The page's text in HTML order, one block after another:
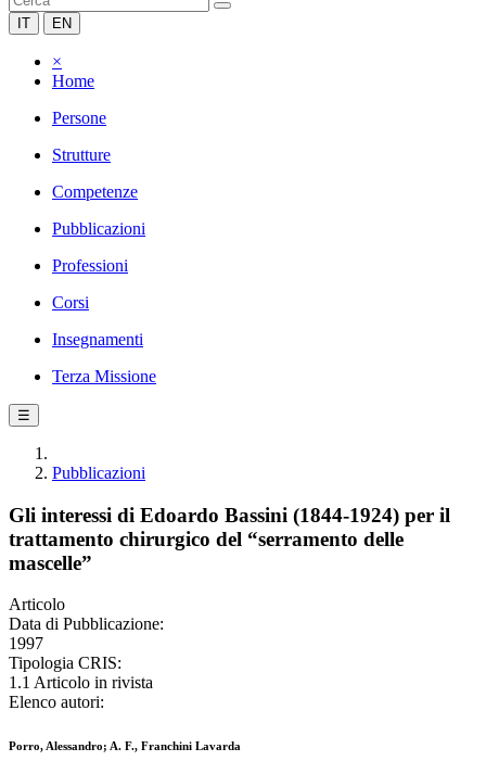
IT EN
×
Home
Persone
Strutture
Competenze
Pubblicazioni
Professioni
Corsi
Insegnamenti
Terza Missione
☰
Pubblicazioni
Gli interessi di Edoardo Bassini (1844-1924) per il
trattamento chirurgico del “serramento delle
mascelle”
Articolo
Data di Pubblicazione:
1997
Tipologia CRIS:
1.1 Articolo in rivista
Elenco autori:
Porro, Alessandro; A. F., Franchini Lavarda